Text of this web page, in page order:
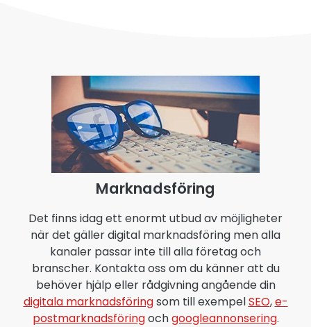
Marknadsföring
Det finns idag ett enormt utbud av möjligheter
när det gäller digital marknadsföring men alla
kanaler passar inte till alla företag och
branscher. Kontakta oss om du känner att du
behöver hjälp eller rådgivning angående din
digitala marknadsföringsom till exempelSEO,e-
postmarknadsföringochgoogleannonsering.